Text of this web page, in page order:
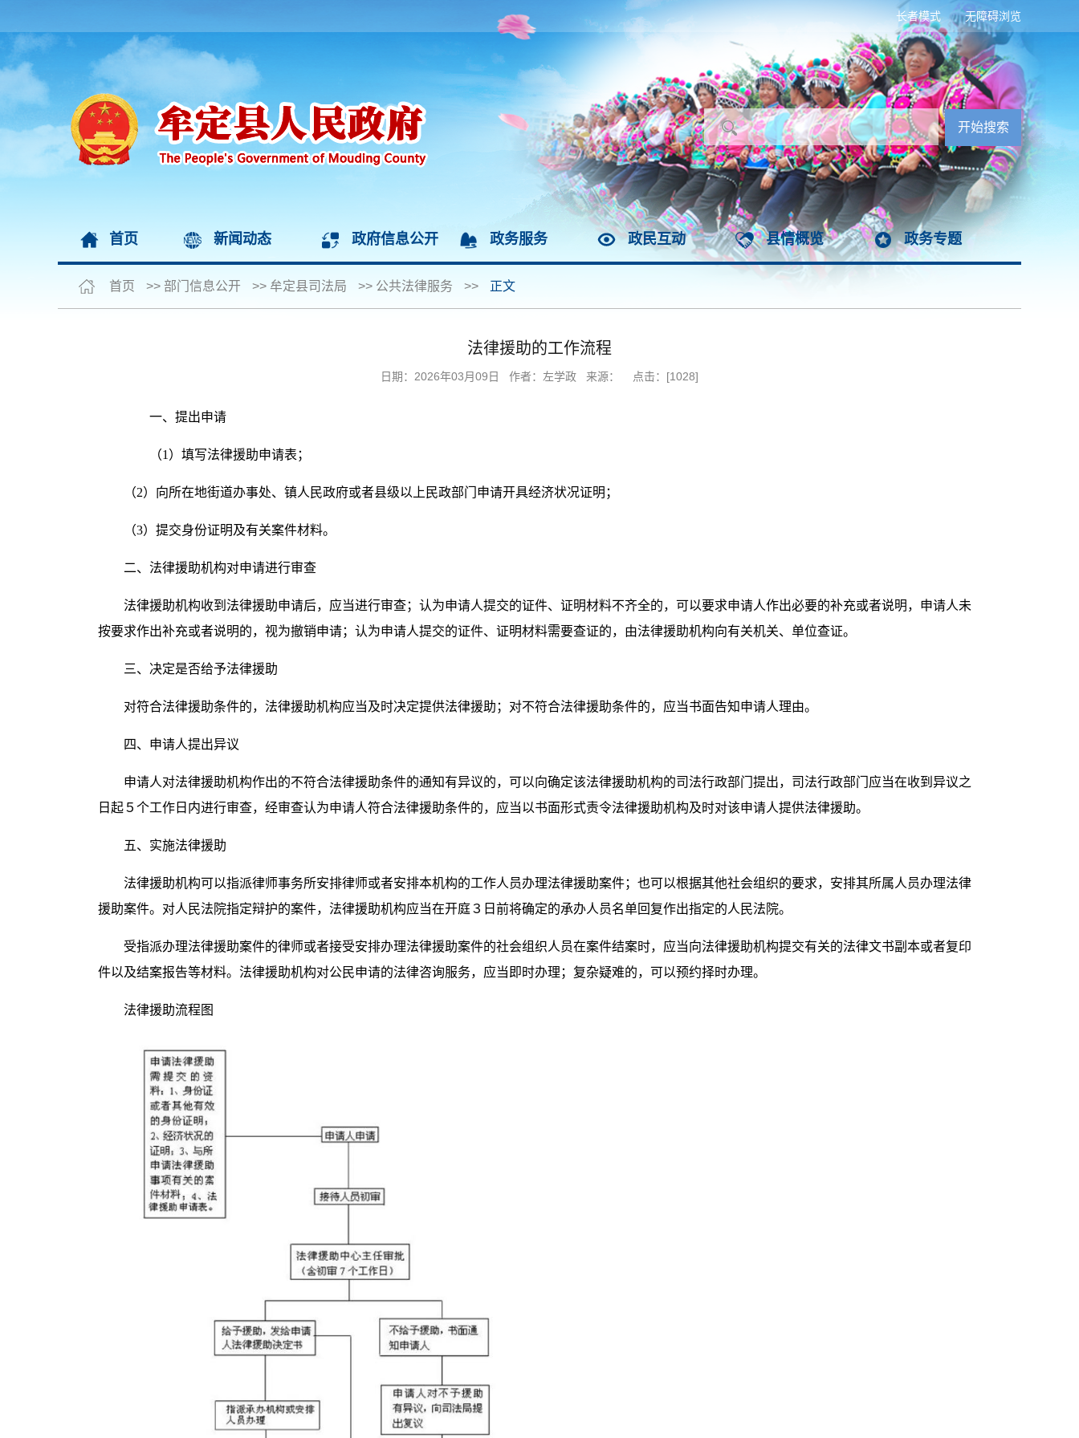
无障碍浏览
长者模式
首页 新闻动态 政府信息公开 政务服务 政民互动 县情概览 政务专题
首页 >> 部门信息公开 >> 牟定县司法局 >> 公共法律服务 >> 正文
法律援助的工作流程
日期：2026年03月09日 作者：左学政 来源： 点击：[1028]
一、提出申请
（1）填写法律援助申请表；
（2）向所在地街道办事处、镇人民政府或者县级以上民政部门申请开具经济状况证明；
（3）提交身份证明及有关案件材料。
二、法律援助机构对申请进行审查
法律援助机构收到法律援助申请后，应当进行审查；认为申请人提交的证件、证明材料不齐全的，可以要求申请人作出必要的补充或者说明，申请人未
按要求作出补充或者说明的，视为撤销申请；认为申请人提交的证件、证明材料需要查证的，由法律援助机构向有关机关、单位查证。
三、决定是否给予法律援助
对符合法律援助条件的，法律援助机构应当及时决定提供法律援助；对不符合法律援助条件的，应当书面告知申请人理由。
四、申请人提出异议
申请人对法律援助机构作出的不符合法律援助条件的通知有异议的，可以向确定该法律援助机构的司法行政部门提出，司法行政部门应当在收到异议之
日起５个工作日内进行审查，经审查认为申请人符合法律援助条件的，应当以书面形式责令法律援助机构及时对该申请人提供法律援助。
五、实施法律援助
法律援助机构可以指派律师事务所安排律师或者安排本机构的工作人员办理法律援助案件；也可以根据其他社会组织的要求，安排其所属人员办理法律
援助案件。对人民法院指定辩护的案件，法律援助机构应当在开庭３日前将确定的承办人员名单回复作出指定的人民法院。
受指派办理法律援助案件的律师或者接受安排办理法律援助案件的社会组织人员在案件结案时，应当向法律援助机构提交有关的法律文书副本或者复印
件以及结案报告等材料。法律援助机构对公民申请的法律咨询服务，应当即时办理；复杂疑难的，可以预约择时办理。
法律援助流程图